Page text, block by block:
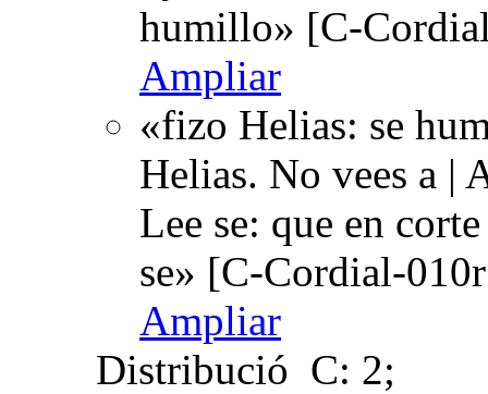
humillo» [C-
Ampliar
«fizo Helias: se
Helias. No vees a |
Lee se: que en
se» [C-Cordial-
Ampliar
Distribució C: 2;